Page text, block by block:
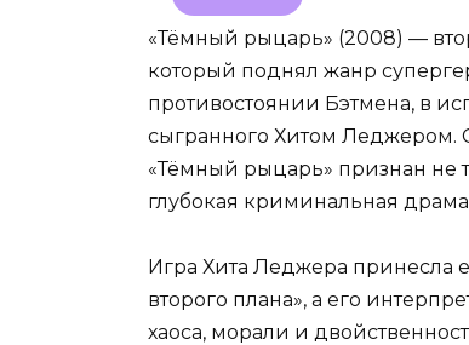
«Тёмный рыцарь» (2008) —
который поднял жанр
противостоянии Бэтмена, в
сыгранного Хитом Леджером.
«Тёмный рыцарь» признан не
глубокая криминальная
Игра Хита Леджера принесла
второго плана», а его
хаоса, морали и